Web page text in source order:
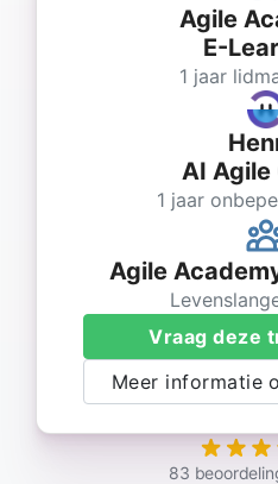
Agile
E-
1 jaar
AI Agile
1 jaar
Agile
Vraag deze
Meer informatie
83